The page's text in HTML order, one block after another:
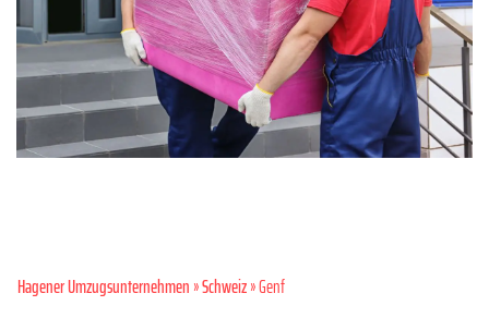
Hagener Umzugsunternehmen»Schweiz» Genf